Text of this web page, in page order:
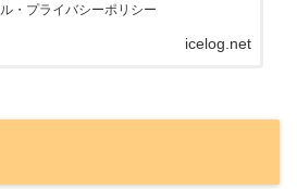
ル・プライバシーポリシー
icelog.net